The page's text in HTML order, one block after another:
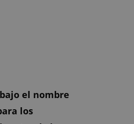
el nombre
los